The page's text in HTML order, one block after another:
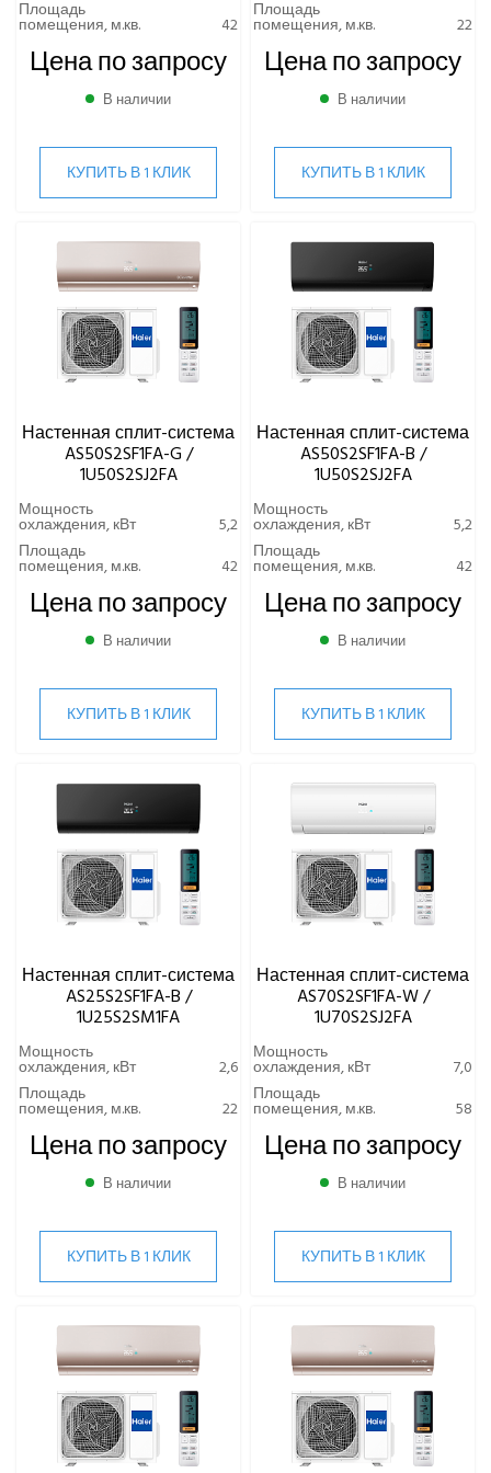
Hisense
HIGH LIFE
IGC
Kentatsu
Kitano
LEGION
Lessar
Marsa
Midea
Mitsubishi Heavy Industries
MITSUDAI
Panasonic
Quattroclima
ROYAL CLIMA
Rover
Roland
Samsung
ULTIMA COMFORT
YOSHIKAWA
ОСУШИТЕЛИ ВОЗДУХА
VRF-СИСТЕМЫ
ЧИЛЛЕРЫ
ВИННЫЕ ХОЛОДИЛЬНИКИ И ШКАФЫ
ПРЕЦИЗИОННЫЕ КОНДИЦИОНЕРЫ
ПРИТОЧНО-ВЫТЯЖНЫЕ УСТАНОВКИ
ПРИТОЧНЫЕ ОЧИСТИТЕЛИ ВОЗДУХА, БРИЗЕРЫ
Площадь
помещения, м.кв. 42
Цена по запросу
В наличии
КУПИТЬ В 1 КЛИК
Площадь
помещения, м.кв. 22
Цена по запросу
В наличии
КУПИТЬ В 1 КЛИК
Настенная сплит-система
AS50S2SF1FA-G /
1U50S2SJ2FA
Мощность
охлаждения, кВт
5,2
Площадь
помещения, м.кв. 42
Цена по запросу
В наличии
КУПИТЬ В 1 КЛИК
Настенная сплит-система
AS50S2SF1FA-B /
1U50S2SJ2FA
Мощность
охлаждения, кВт
5,2
Площадь
помещения, м.кв. 42
Цена по запросу
В наличии
КУПИТЬ В 1 КЛИК
Настенная сплит-система
AS25S2SF1FA-B /
1U25S2SM1FA
Мощность
охлаждения, кВт
2,6
Площадь
помещения, м.кв. 22
Цена по запросу
В наличии
КУПИТЬ В 1 КЛИК
Настенная сплит-система
AS70S2SF1FA-W /
1U70S2SJ2FA
Мощность
охлаждения, кВт
7,0
Площадь
помещения, м.кв. 58
Цена по запросу
В наличии
КУПИТЬ В 1 КЛИК